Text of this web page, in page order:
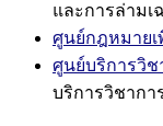
และการล่ามเ
ศูนย์กฎหมาย
ศูนย์บริการวิ
บริการวิชาก